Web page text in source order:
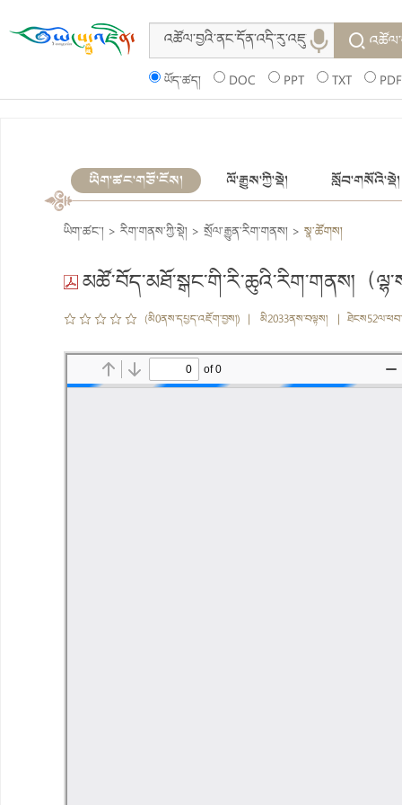
ཡོད་ཚད། DOC PPT TXT PDF
ཡིག་ཚང་གཙོ་ངོས། ལོ་རྒྱུས་ཀྱི་སྡེ། སློབ་གསོའི་སྡེ།
ཡིག་ཚང་། > རིག་གནས་ཀྱི་སྡེ། > སྲོལ་རྒྱུན་རིག་གནས། > སྣ་ཚོགས།
མཚོ་བོད་མཐོ་སྒང་གི་རི་ཆུའི་རིག་གནས།（
(མི0ནས་དཔྱད་འཇོག་བྱས།) | མི2033ནས་བལྟས། |